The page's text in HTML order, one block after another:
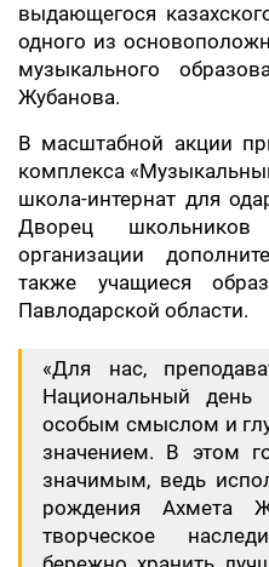
выдающегося
одного из
музыкального
Жубанова.
В масштабной акции
комплекса
школа-интернат для
Дворец
организации
также учащиеся
Павлодарской области.
«Для нас,
Национальный
особым смыслом и
значением. В этом
значимым, ведь
рождения Ахмета
творческое